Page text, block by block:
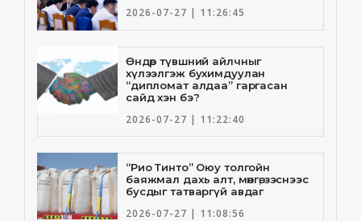
2026-07-27 | 11:26:45
Өндөр түвшний айлчныг
хүлээлгэж бухимдуулан
“дипломат алдаа” гаргасан
сайд хэн бэ?
2026-07-27 | 11:22:40
“Рио Тинто” Оюу толгойн
баяжмал дахь алт, мөнгө, зэснээс
бусдыг татваргүй авдаг
2026-07-27 | 11:08:56